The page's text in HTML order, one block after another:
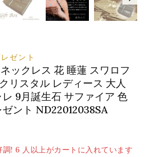
ゼント
ックレス 花 睡蓮 スワロフ
リスタル レディース 大人
9月誕生石 サファイア 色
ント ND22012038SA
販売された 2 製品
調! 6 人以上がカートに入れています